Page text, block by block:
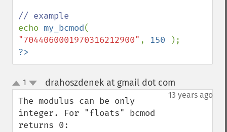
echo my_bcmod
"7044060001970316212900" , 150
?>
up
down
1 drahoszdenek at gmail dot com
13 years ago
The modulus can be only
integer. For "floats" bcmod
returns 0: